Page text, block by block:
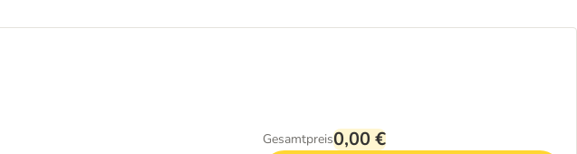
Gesamtpreis0,00 €